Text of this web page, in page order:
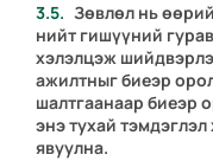
Зөвлөл нь
нийт гишүүний
хэлэлцэж
ажилтныг биеэр
шалтгаанаар биеэр
энэ тухай
явуулна.